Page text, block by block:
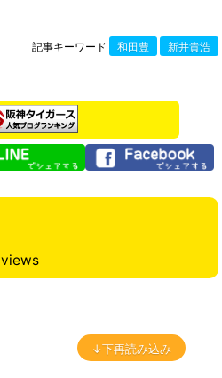
記事キーワード 和田豊 新井貴浩
views
↓下再読み込み